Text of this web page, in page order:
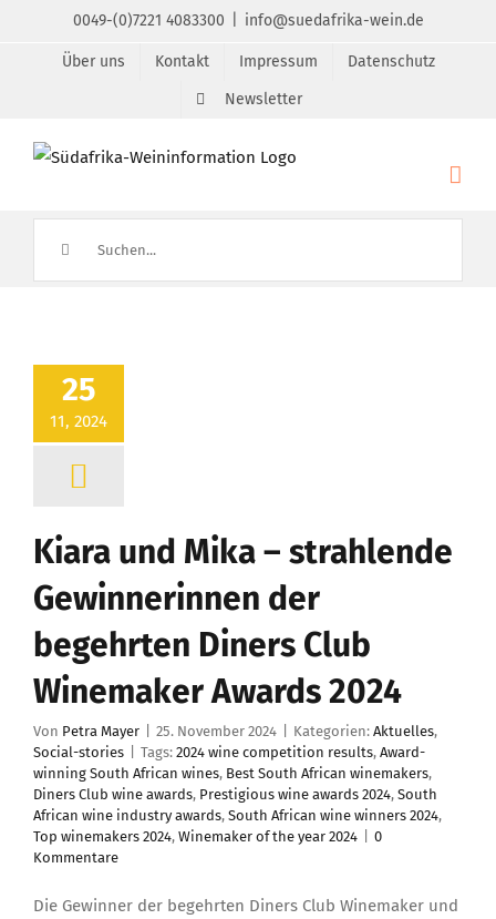
0049-(0)7221 4083300 info@suedafrika-wein.de
Über uns Kontakt Impressum
Datenschutz
Newsletter
nach:
25
11, 2024
Kiara und Mika – strahlende
Gewinnerinnen der
begehrten Diners Club
Winemaker Awards 2024
Von Petra Mayer 25. November 2024 Kategorien: Aktuelles,
Social-stories
Tags: 2024 wine competition results, Award-
winning South African wines, Best South African winemakers,
Diners Club wine awards, Prestigious wine awards 2024, South
African wine industry awards, South African wine winners 2024,
Top winemakers 2024, Winemaker of the year 2024
0
Kommentare
Die Gewinner der begehrten Diners Club Winemaker und